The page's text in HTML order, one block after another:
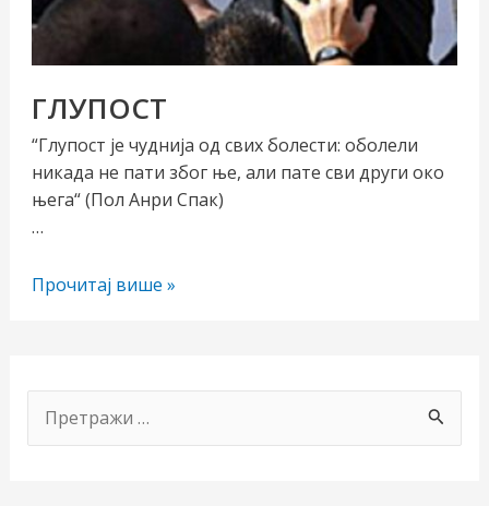
ГЛУПОСТ
“Глупост је чуднија од свих болести: оболели
никада не пати због ње, али пате сви други око
њега“ (Пол Анри Спак)
…
ГЛУПОСТ
Прочитај више »
р